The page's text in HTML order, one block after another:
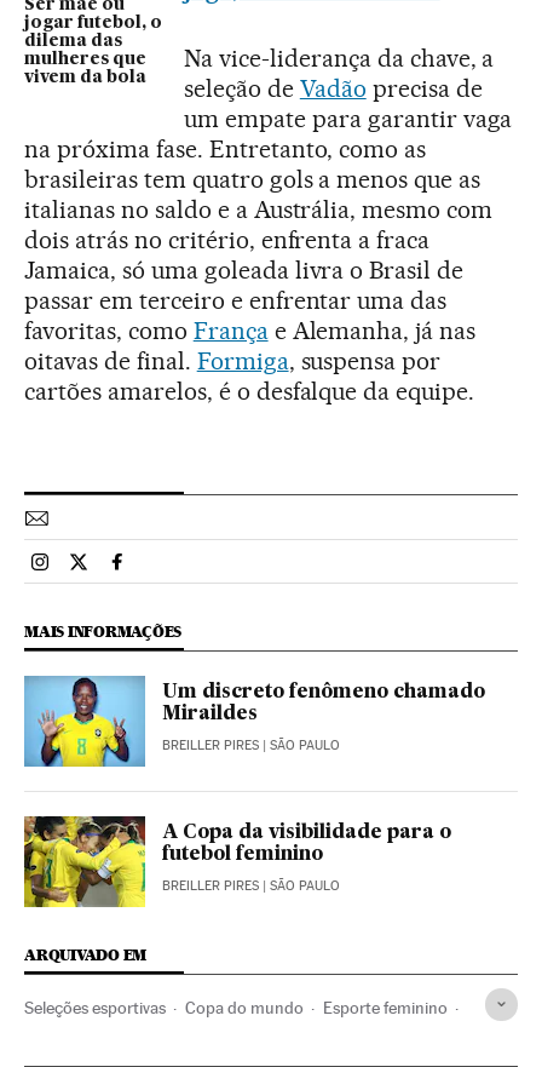
Ser mãe ou
jogar futebol, o
dilema das
mulheres que
vivem da bola
Na vice-liderança da chave, a
seleção de Vadão precisa de
um empate para garantir vaga
na próxima fase. Entretanto, como as
brasileiras tem quatro gols a menos que as
italianas no saldo e a Austrália, mesmo com
dois atrás no critério, enfrenta a fraca
Jamaica, só uma goleada livra o Brasil de
passar em terceiro e enfrentar uma das
favoritas, como Françae Alemanha, já nas
oitavas de final. Formiga, suspensa por
cartões amarelos, é o desfalque da equipe.
Esportes El País Brasil en Instagram
Esportes El País Brasil en Twitter
Esportes El País Brasil en Facebook
MAIS INFORMAÇÕES
Um discreto fenômeno chamado
Miraildes
BREILLER PIRES | SÃO PAULO
A Copa da visibilidade para o
futebol feminino
BREILLER PIRES | SÃO PAULO
ARQUIVADO EM
Seleções esportivas Copa do mundo Esporte feminino